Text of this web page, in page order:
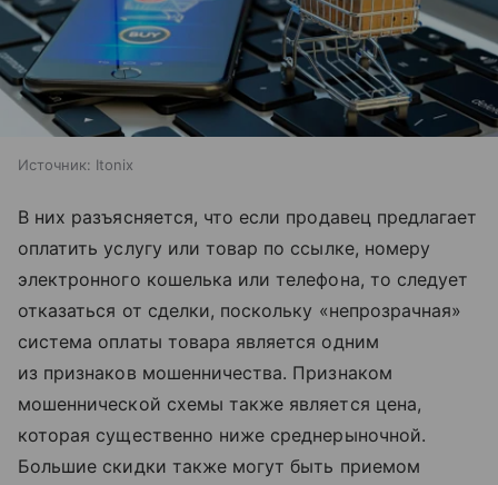
Источник: Itonix
В них разъясняется, что если продавец предлагает
оплатить услугу или товар по ссылке, номеру
электронного кошелька или телефона, то следует
отказаться от сделки, поскольку «непрозрачная»
система оплаты товара является одним
из признаков мошенничества. Признаком
мошеннической схемы также является цена,
которая существенно ниже среднерыночной.
Большие скидки также могут быть приемом